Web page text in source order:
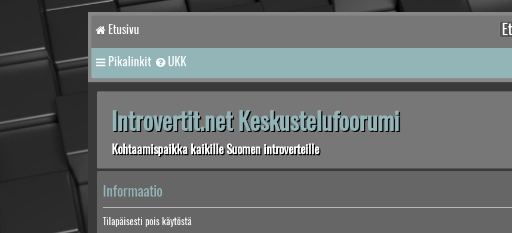
Etusivu
Pikalinkit UKK
Introvertit.net Keskustelufoorumi
Kohtaamispaikka kaikille Suomen introverteille
Informaatio
Tilapäisesti pois käytöstä